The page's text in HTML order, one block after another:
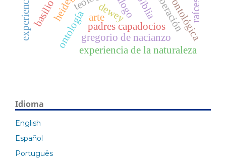
biblia
ontologíapadres capadocios
gregorio de nacianzo
liberación
dewey
experiencia de la naturaleza
arte
Idioma
English
Español
Português